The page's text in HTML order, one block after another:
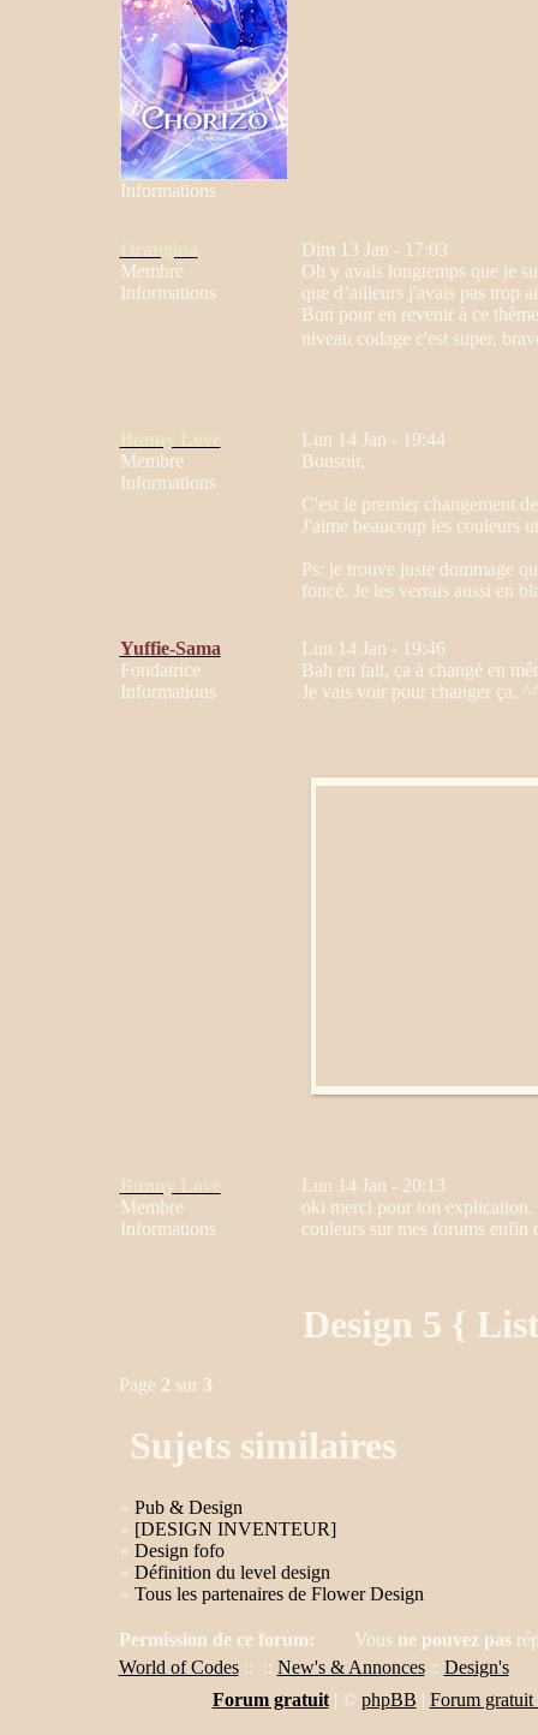
Informations
Membre
Informations
Dim 13 Jan - 17:03
Oh y avais longtemps que je
que d’ailleurs j'avais pas trop
Bon pour en revenir à ce
niveau codage c'est super,
Membre
Informations
Lun 14 Jan - 19:44
Bonsoir,
C'est le premier changement
J'aime beaucoup les couleurs
Ps: je trouve juste dommage
foncé. Je les verrais aussi en
Yuffie-Sama
Fondatrice
Informations
Lun 14 Jan - 19:46
Bah en fait, ça à changé en
Je vais voir pour changer ça.
Membre
Informations
Lun 14 Jan - 20:13
oki merci pour ton explication.
couleurs sur mes forums enfin
Design 5 {
Page 2 sur 3
Sujets similaires
» Pub & Design
» [DESIGN INVENTEUR]
» Design fofo
» Définition du level design
» Tous les partenaires de Flower Design
Permission de ce forum: Vous ne pouvez pas
World of Codes:: :: New's & Annonces:: Design's
Forum gratuit| © phpBB | Forum gratuit